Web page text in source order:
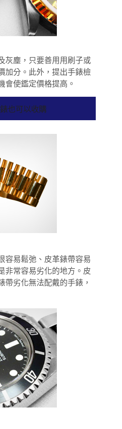
灰塵，只要善用用刷子或
加分。此外，提出手錶檢
會使鑑定價格提高。
也可以收購
容易鬆弛、皮革錶帶容易
非常容易劣化的地方。皮
帶劣化無法配戴的手錶，